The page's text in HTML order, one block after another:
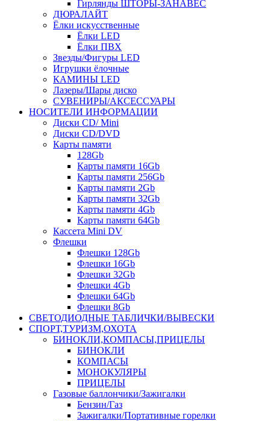
Гирлянды ШТОРЫ-ЗАНАВЕС
ДЮРАЛАЙТ
Ёлки искусственные
Ёлки LED
Ёлки ПВХ
Звезды/Фигуры LED
Игрушки ёлочные
КАМИНЫ LED
Лазеры/Шары диско
СУВЕНИРЫ/АКСЕССУАРЫ
НОСИТЕЛИ ИНФОРМАЦИИ
Диски CD/ Mini
Диски CD/DVD
Карты памяти
128Gb
Карты памяти 16Gb
Карты памяти 256Gb
Карты памяти 2Gb
Карты памяти 32Gb
Карты памяти 4Gb
Карты памяти 64Gb
Кассета Mini DV
Флешки
Флешки 128Gb
Флешки 16Gb
Флешки 32Gb
Флешки 4Gb
Флешки 64Gb
Флешки 8Gb
СВЕТОДИОДНЫЕ ТАБЛИЧКИ/ВЫВЕСКИ
СПОРТ,ТУРИЗМ,ОХОТА
БИНОКЛИ,КОМПАСЫ,ПРИЦЕЛЫ
БИНОКЛИ
КОМПАСЫ
МОНОКУЛЯРЫ
ПРИЦЕЛЫ
Газовые баллончики/Зажигалки
Бензин/Газ
Зажигалки/Портативные горелки